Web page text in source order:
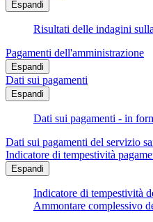
Espandi
Risultati delle indagini
Pagamenti dell'amministrazione
Espandi
Dati sui pagamenti
Espandi
Dati sui pagamenti - in
Dati sui pagamenti del servizio
Indicatore di tempestività
Espandi
Indicatore di tempestività
Ammontare complessivo